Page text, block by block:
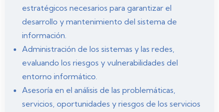
estratégicos necesarios para garantizar el
desarrollo y mantenimiento del sistema de
información.
Administración de los sistemas y las redes,
evaluando los riesgos y vulnerabilidades del
entorno informático.
Asesoría en el análisis de las problemáticas,
servicios, oportunidades y riesgos de los servicios